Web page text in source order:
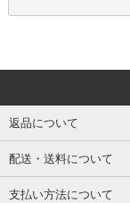
返品について
配送・送料について
支払い方法について